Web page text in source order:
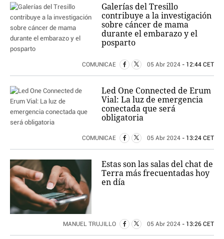
Galerías del Tresillo
contribuye a la investigación
sobre cáncer de mama
durante el embarazo y el
posparto
COMUNICAE 05 Abr 2024 - 12:44 CET
Led One Connected de Erum
Vial: La luz de emergencia
conectada que será
obligatoria
COMUNICAE 05 Abr 2024 - 13:24 CET
Estas son las salas del chat de
Terra más frecuentadas hoy
en día
MANUEL TRUJILLO 05 Abr 2024 - 13:26 CET